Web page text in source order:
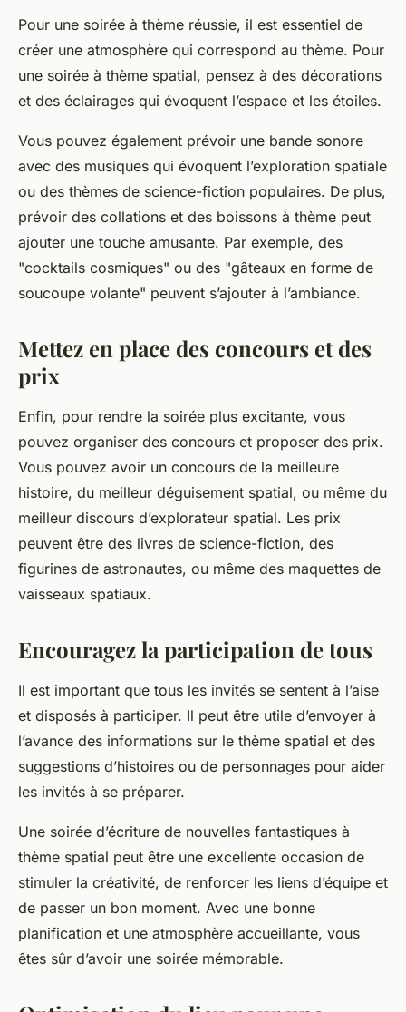
Pour une soirée à thème réussie, il est essentiel de
créer une atmosphère qui correspond au thème. Pour
une soirée à thème spatial, pensez à des décorations
et des éclairages qui évoquent l’espace et les étoiles.
Vous pouvez également prévoir une bande sonore
avec des musiques qui évoquent l’exploration spatiale
ou des thèmes de science-fiction populaires. De plus,
prévoir des collations et des boissons à thème peut
ajouter une touche amusante. Par exemple, des
"cocktails cosmiques" ou des "gâteaux en forme de
soucoupe volante" peuvent s’ajouter à l’ambiance.
Mettez en place des concours et des
prix
Enfin, pour rendre la soirée plus excitante, vous
pouvez organiser des concours et proposer des prix.
Vous pouvez avoir un concours de la meilleure
histoire, du meilleur déguisement spatial, ou même du
meilleur discours d’explorateur spatial. Les prix
peuvent être des livres de science-fiction, des
figurines de astronautes, ou même des maquettes de
vaisseaux spatiaux.
Encouragez la participation de tous
Il est important que tous les invités se sentent à l’aise
et disposés à participer. Il peut être utile d’envoyer à
l’avance des informations sur le thème spatial et des
suggestions d’histoires ou de personnages pour aider
les invités à se préparer.
Une soirée d’écriture de nouvelles fantastiques à
thème spatial peut être une excellente occasion de
stimuler la créativité, de renforcer les liens d’équipe et
de passer un bon moment. Avec une bonne
planification et une atmosphère accueillante, vous
êtes sûr d’avoir une soirée mémorable.